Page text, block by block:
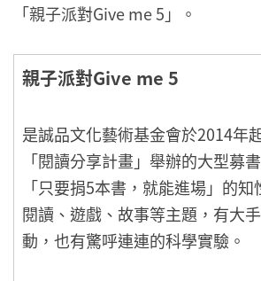
「親子派對Give me 5」。
親子派對Give me 5
是誠品文化藝術基金會於2014年
「閱讀分享計畫」舉辦的大型募
「只要捐5本書，就能進場」的
閱讀、遊戲、故事等主題，有大
動，也有驚呼連連的科學實驗。